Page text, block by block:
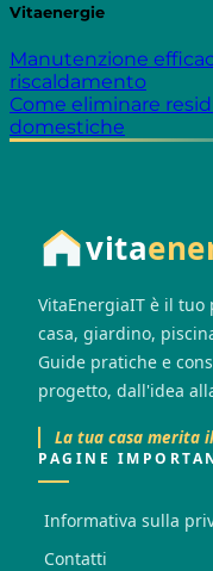
Vitaenergie
Manutenzione
riscaldamento
Come eliminare
domestiche
vita
VitaEnergiaIT è il
casa, giardino,
Guide pratiche e
progetto, dall'idea
La tua casa merita
PAGINE
Informativa sulla
Contatti